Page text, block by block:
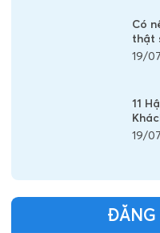
Có
thật
vài
19/
11
19/
ĐĂNG